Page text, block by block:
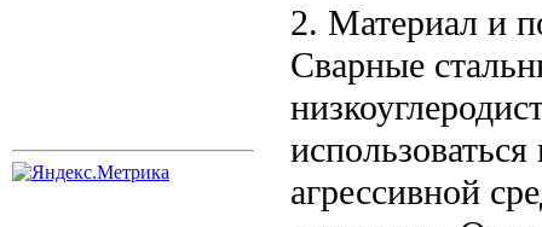
2. Материал и
Сварные
агрессивной